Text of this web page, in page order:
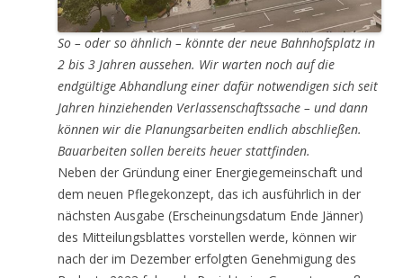
So – oder so ähnlich – könnte der neue Bahnhofsplatz in
2 bis 3 Jahren aussehen. Wir warten noch auf die
endgültige Abhandlung einer dafür notwendigen sich seit
Jahren hinziehenden Verlassenschaftssache – und dann
können wir die Planungsarbeiten endlich abschließen.
Bauarbeiten sollen bereits heuer stattfinden.
Neben der Gründung einer Energiegemeinschaft und
dem neuen Pflegekonzept, das ich ausführlich in der
nächsten Ausgabe (Erscheinungsdatum Ende Jänner)
des Mitteilungsblattes vorstellen werde, können wir
nach der im Dezember erfolgten Genehmigung des